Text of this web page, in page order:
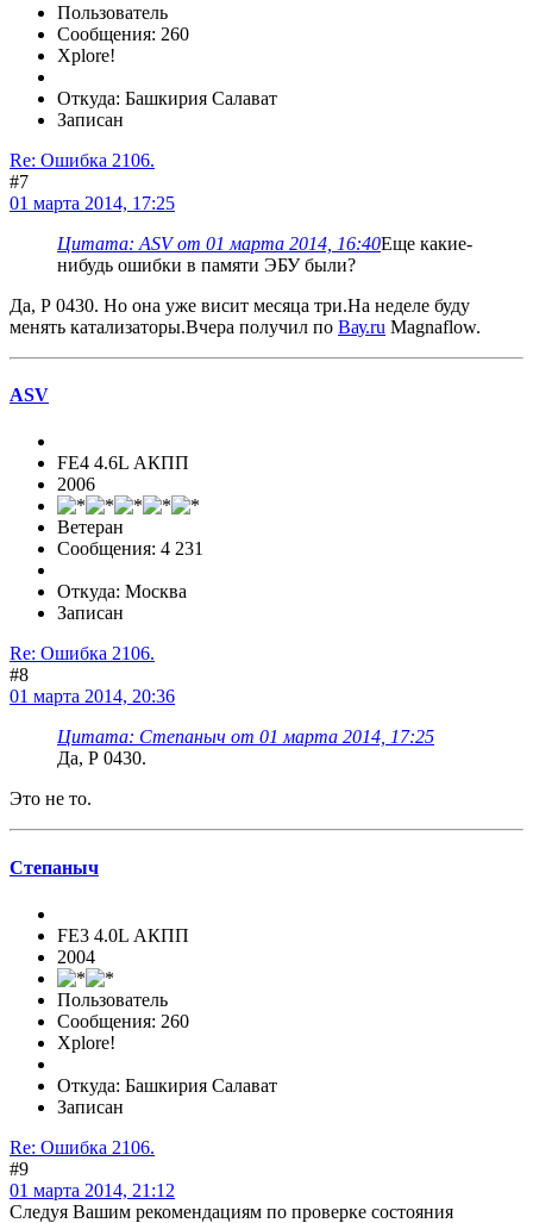
Пользователь
Сообщения: 260
Xplore!
Откуда: Башкирия Салават
Записан
Re: Ошибка 2106.
#7
01 марта 2014, 17:25
Цитата: ASV от 01 марта 2014, 16:40Еще какие-
нибудь ошибки в памяти ЭБУ были?
Да, Р 0430. Но она уже висит месяца три.На неделе буду
менять катализаторы.Вчера получил по Вау.ru Magnaflow.
ASV
FE4 4.6L АКПП
2006
Ветеран
Сообщения: 4 231
Откуда: Москва
Записан
Re: Ошибка 2106.
#8
01 марта 2014, 20:36
Цитата: Степаныч от 01 марта 2014, 17:25
Да, Р 0430.
Это не то.
Степаныч
FE3 4.0L АКПП
2004
Пользователь
Сообщения: 260
Xplore!
Откуда: Башкирия Салават
Записан
Re: Ошибка 2106.
#9
01 марта 2014, 21:12
Следуя Вашим рекомендациям по проверке состояния